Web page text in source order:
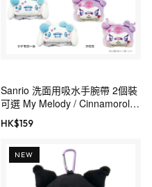
Sanrio 洗面用吸水手腕帶 2個裝
可選 My Melody / Cinnamoroll /
Kuromi
HK$159
NEW